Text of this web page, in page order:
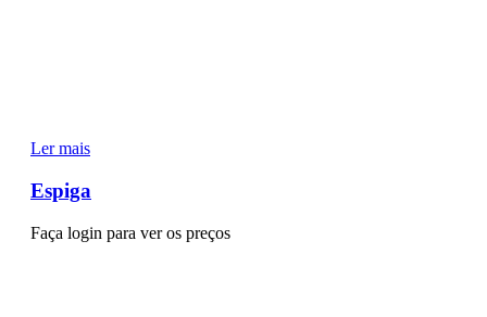
Ler mais
Espiga
Faça login para ver os preços